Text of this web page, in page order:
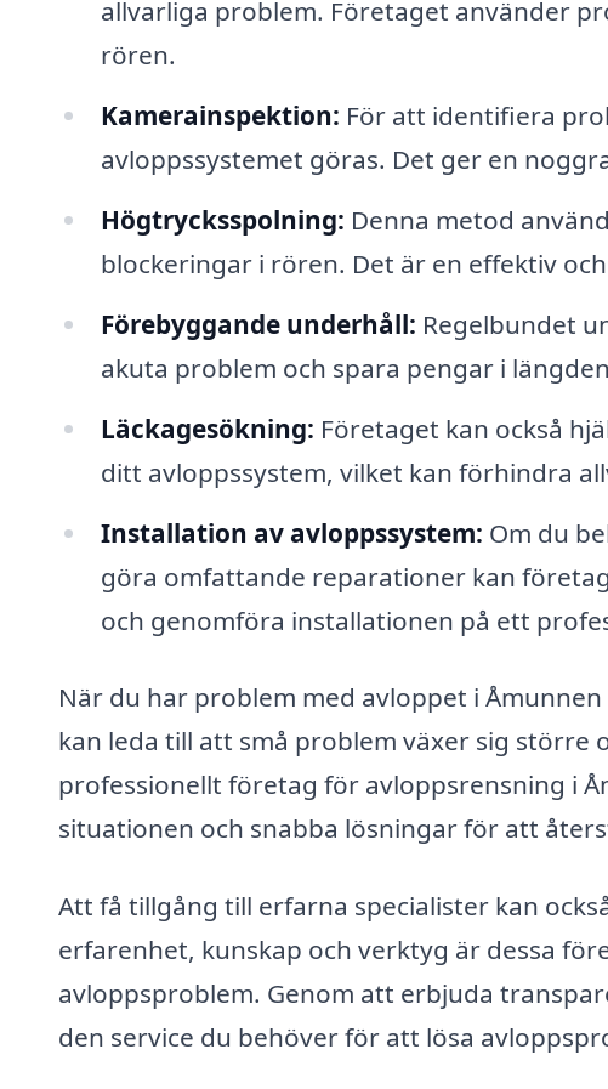
allvarliga problem. Företaget använder
rören.
Kamerainspektion: För att identifiera
avloppssystemet göras. Det ger en
Högtrycksspolning: Denna metod
blockeringar i rören. Det är en effektiv
Förebyggande underhåll: Regelbundet
akuta problem och spara pengar i
Läckagesökning: Företaget kan också
ditt avloppssystem, vilket kan förhindra
Installation av avloppssystem: Om du
göra omfattande reparationer kan
och genomföra installationen på ett
När du har problem med avloppet i
kan leda till att små problem växer sig
professionellt företag för avloppsrensning i
situationen och snabba lösningar för att
Att få tillgång till erfarna specialister kan
erfarenhet, kunskap och verktyg är dessa
avloppsproblem. Genom att erbjuda
den service du behöver för att lösa